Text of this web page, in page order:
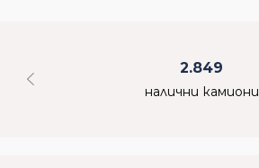
2.849
налични камиони